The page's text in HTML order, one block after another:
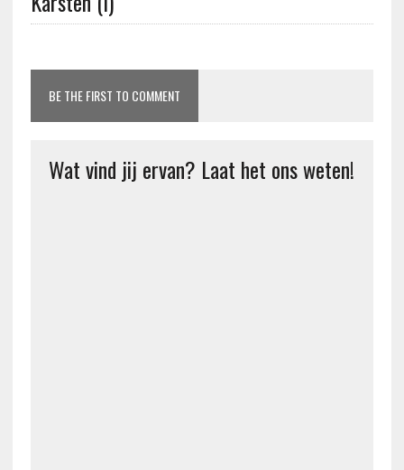
BE THE FIRST TO COMMENT
Wat vind jij ervan? Laat het ons weten!